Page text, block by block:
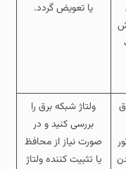
یا تعویض گردد.
ولتاژ شبکه برق را
بررسی کنید و در
صورت نیاز از محافظ
یا تثبیت‌ کننده ولتاژ